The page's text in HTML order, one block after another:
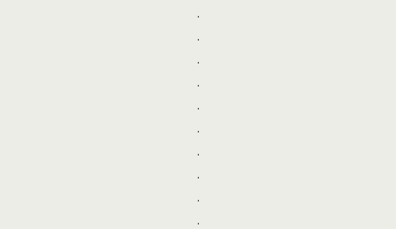
.
.
.
.
.
.
.
.
.
.